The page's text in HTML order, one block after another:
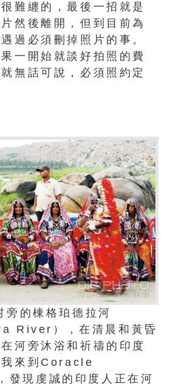
難纏的，最後一招就是
然後離開，但到目前為
過必須刪掉照片的事。
一開始就談好拍照的費
無話可說，必須照約定
的棟格珀德拉河
River），在清晨和黃昏
河旁沐浴和祈禱的印度
我來到Coracle
現虔誠的印度人正在河